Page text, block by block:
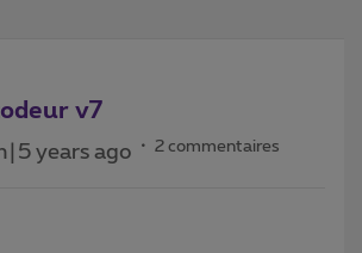
v7
years ago 2 commentaires